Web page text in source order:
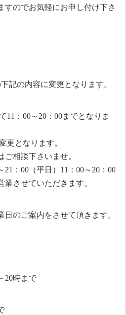
すのでお気軽にお申し付け下さ
記の内容に変更となります。
11：00～20：00までとなりま
更となります。
相談下さいませ。
：00（平日）11：00～20：00
業させていただきます。
のご案内をさせて頂きます。
20時まで